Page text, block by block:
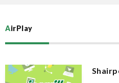
AirPlay